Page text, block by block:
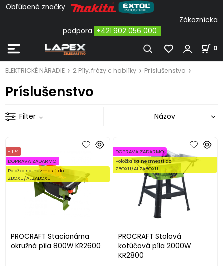
Obľúbené značky
Zákaznícka
podpora +421 902 056 000
0
ELEKTRICKÉ NÁRADIE 2 Píly, frézy a hoblíky Príslušenstvo
Príslušenstvo
Filter
PROCRAFT Stacionárna
okružná píla 800W KR2600
- 11%
DOPRAVA ZADARMO
Položka sa nezmestí do
ZBOXU/ALZABOXU
PROCRAFT Stolová
kotúčová píla 2000W
KR2800
DOPRAVA ZADARMO
Položka sa nezmestí do
ZBOXU/ALZABOXU